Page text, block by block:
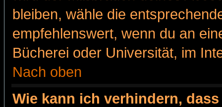
bleiben, wähle die
empfehlenswert, wenn du an
Bücherei oder Universität, im
Nach oben
Wie kann ich verhindern,